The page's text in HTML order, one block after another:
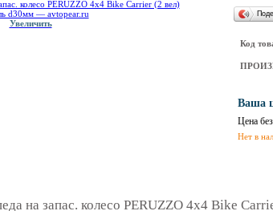
Увеличить
Код
Ваша
Цена
Нет в